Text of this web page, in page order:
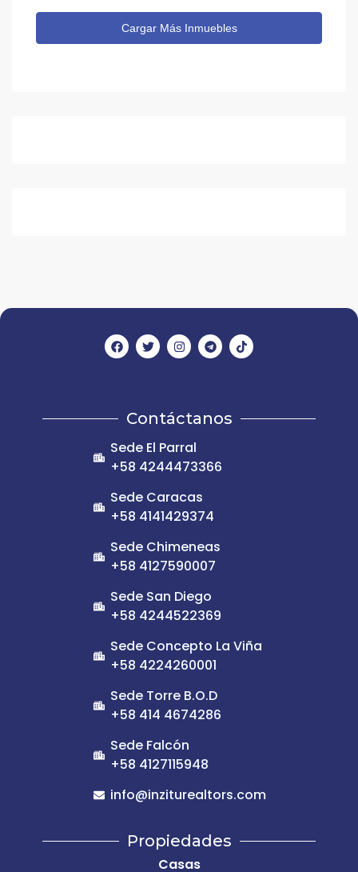
Cargar Más Inmuebles
Contáctanos
Sede El Parral
+58 4244473366
Sede Caracas
+58 4141429374
Sede Chimeneas
+58 4127590007
Sede San Diego
+58 4244522369
Sede Concepto La Viña
+58 4224260001
Sede Torre B.O.D
+58 414 4674286
Sede Falcón
+58 4127115948
info@inziturealtors.com
Propiedades
Casas